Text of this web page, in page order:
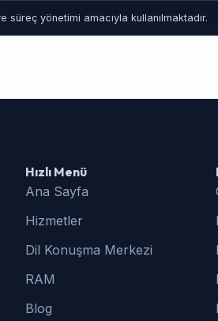
süreç yönetimi amacıyla kullanılmaktadır.
Hızlı Menü
Ana Sayfa
Hizmetler
Dil Konuşma Merkezi
RAM
Blog